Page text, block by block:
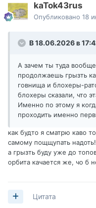
kaTok43rus
Опубликовано 18
В 18.06.2026 в
А зачем ты туда
продолжаешь грызть
гoвнищa и блохеры-
блохеры сказали, что
Именно по этому я
проходить именно
как будто я сматрю каво
самому пощщупать надоть!
а грызть буду уже до
орбита качается же, чо б
Цитата